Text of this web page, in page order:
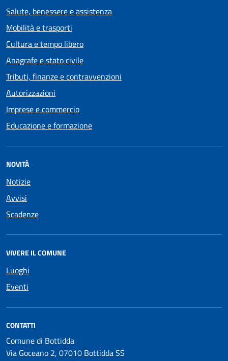
Salute, benessere e assistenza
Mobilità e trasporti
Cultura e tempo libero
Anagrafe e stato civile
Tributi, finanze e contravvenzioni
Autorizzazioni
Imprese e commercio
Educazione e formazione
NOVITÀ
Notizie
Avvisi
Scadenze
VIVERE IL COMUNE
Luoghi
Eventi
CONTATTI
Comune di Bottidda
Via Goceano 2, 07010 Bottidda SS